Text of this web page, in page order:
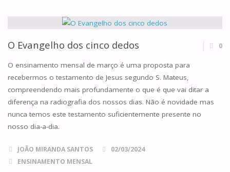
PÉS"
O Evangelho dos cinco dedos 0
O ensinamento mensal de março é uma proposta para
recebermos o testamento de Jesus segundo S. Mateus,
compreendendo mais profundamente o que é que vai ditar a
diferença na radiografia dos nossos dias. Não é novidade mas
nunca temos este testamento suficientemente presente no
nosso dia-a-dia.
JOÃO MIRANDA SANTOS
02/03/2024
ENSINAMENTO MENSAL